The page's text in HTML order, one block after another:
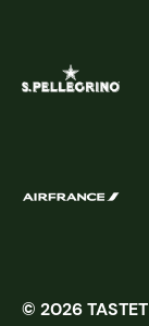
© 2026 TASTET